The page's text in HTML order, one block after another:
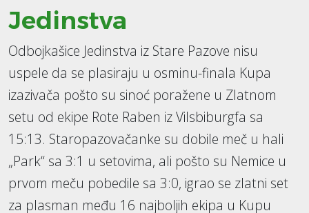
Jedinstva
Odbojkašice Jedinstva iz Stare Pazove nisu
uspele da se plasiraju u osminu-finala Kupa
izazivača pošto su sinoć poražene u Zlatnom
setu od ekipe Rote Raben iz Vilsbiburgfa sa
15:13. Staropazovačanke su dobile meč u hali
„Park“ sa 3:1 u setovima, ali pošto su Nemice u
prvom meču pobedile sa 3:0, igrao se zlatni set
za plasman među 16 najboljih ekipa u Kupu